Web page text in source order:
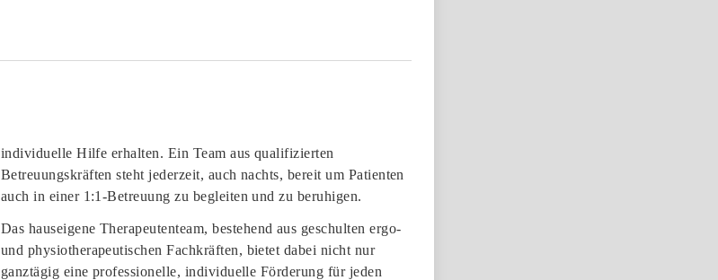
individuelle Hilfe erhalten. Ein Team aus qualifizierten
Betreuungskräften steht jederzeit, auch nachts, bereit um Patienten
auch in einer 1:1-Betreuung zu begleiten und zu beruhigen.
Das hauseigene Therapeutenteam, bestehend aus geschulten ergo-
und physiotherapeutischen Fachkräften, bietet dabei nicht nur
ganztägig eine professionelle, individuelle Förderung für jeden